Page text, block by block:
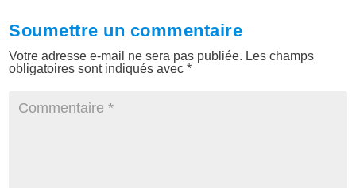
Soumettre un commentaire
Votre adresse e-mail ne sera pas publiée. Les champs
obligatoires sont indiqués avec*